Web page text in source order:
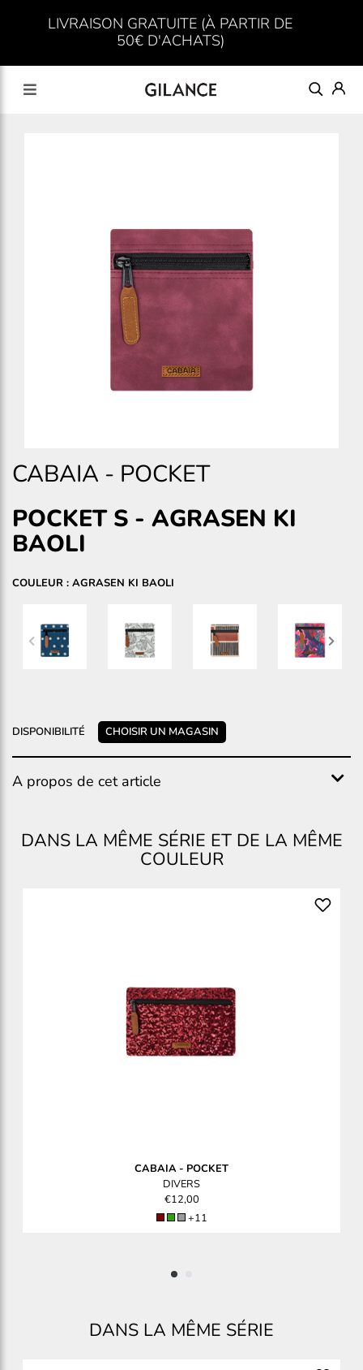
LIVRAISON GRATUITE (À PARTIR DE
50€ D'ACHATS)
CABAIA - POCKET
POCKET S - AGRASEN KI
BAOLI
COULEUR : AGRASEN KI BAOLI
DISPONIBILITÉ CHOISIR UN MAGASIN
A propos de cet article
DANS LA MÊME SÉRIE ET DE LA MÊME
COULEUR
CABAIA- POCKET
DIVERS
€12,00
+11
DANS LA MÊME SÉRIE